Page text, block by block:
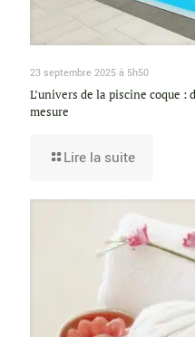
23 septembre 2025 à 5h50
L’univers de la piscine coque
mesure
Lire la suite